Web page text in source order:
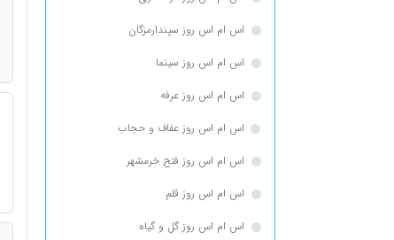
اس ام اس روز سپندارمزگان
اس ام اس روز سینما
اس ام اس روز عرفه
اس ام اس روز عفاف و حجاب
اس ام اس روز فتح خرمشهر
اس ام اس روز قلم
اس ام اس روز گل و گیاه